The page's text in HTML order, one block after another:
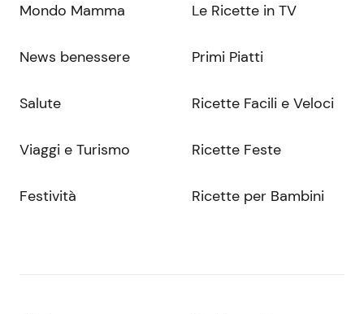
Mondo Mamma
News benessere
Salute
Viaggi e Turismo
Festività
Le Ricette in TV
Primi Piatti
Ricette Facili e Veloci
Ricette Feste
Ricette per Bambini